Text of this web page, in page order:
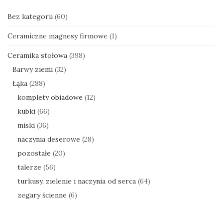
Bez kategorii (60)
Ceramiczne magnesy firmowe (1)
Ceramika stołowa (398)
Barwy ziemi (32)
Łąka (288)
komplety obiadowe (12)
kubki (66)
miski (36)
naczynia deserowe (28)
pozostałe (20)
talerze (56)
turkusy, zielenie i naczynia od serca (64)
zegary ścienne (6)